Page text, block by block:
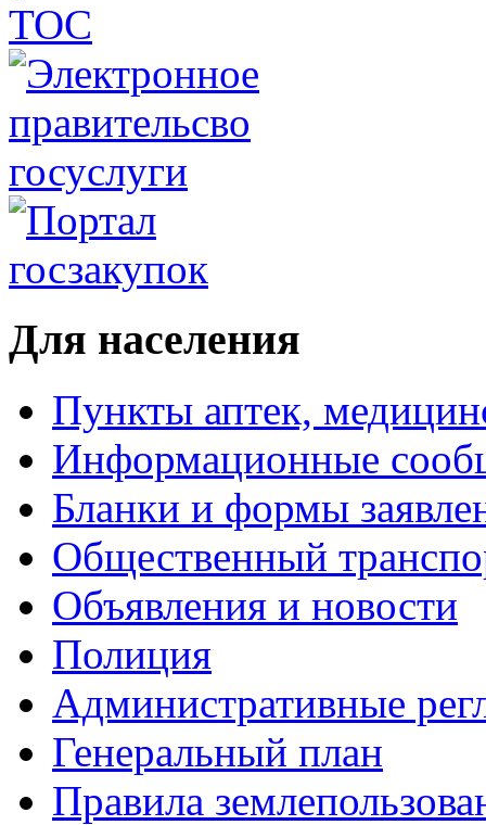
Для населения
Пункты аптек,
Информационные
Бланки и формы
Общественный
Объявления и новости
Полиция
Административные
Генеральный план
Правила